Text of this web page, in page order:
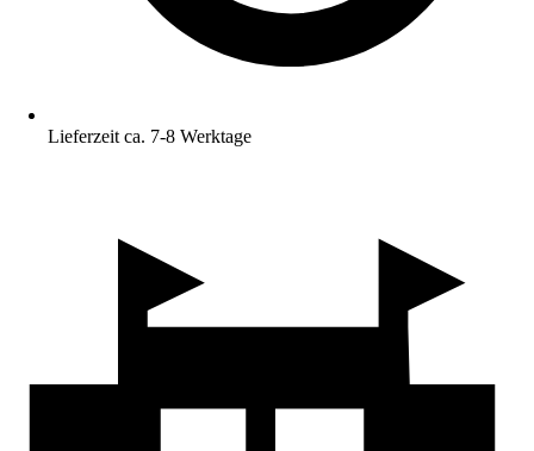
Lieferzeit ca. 7-8 Werktage